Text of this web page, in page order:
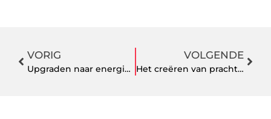
VORIG
Upgraden naar energiezuinige verlichting met energielabels
VOLGENDE
Het creëren van prachtige buitenruimtes: een gids voor tuinontwerp